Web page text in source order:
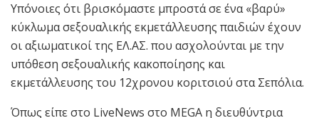
Υπόνοιες ότι βρισκόμαστε μπροστά σε ένα «βαρύ»
κύκλωμα σεξουαλικής εκμετάλλευσης παιδιών έχουν
οι αξιωματικοί της ΕΛ.ΑΣ. που ασχολούνται με την
υπόθεση σεξουαλικής κακοποίησης και
εκμετάλλευσης του 12χρονου κοριτσιού στα Σεπόλια.
Όπως είπε στο LiveNews στο MEGA η διευθύντρια